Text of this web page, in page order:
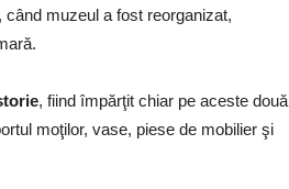
muzeul a fost reorganizat,
, fiind împărţit chiar pe aceste două
moţilor, vase, piese de mobilier şi